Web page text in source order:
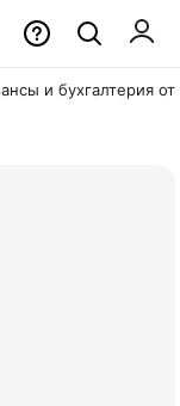
и бухгалтерия от